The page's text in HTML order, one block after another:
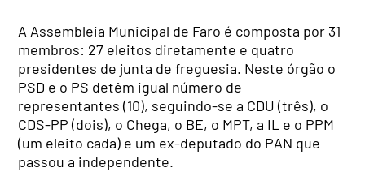
A Assembleia Municipal de Faro é composta por 31
membros: 27 eleitos diretamente e quatro
presidentes de junta de freguesia. Neste órgão o
PSD e o PS detêm igual número de
representantes (10), seguindo-se a CDU (três), o
CDS-PP (dois), o Chega, o BE, o MPT, a IL e o PPM
(um eleito cada) e um ex-deputado do PAN que
passou a independente.